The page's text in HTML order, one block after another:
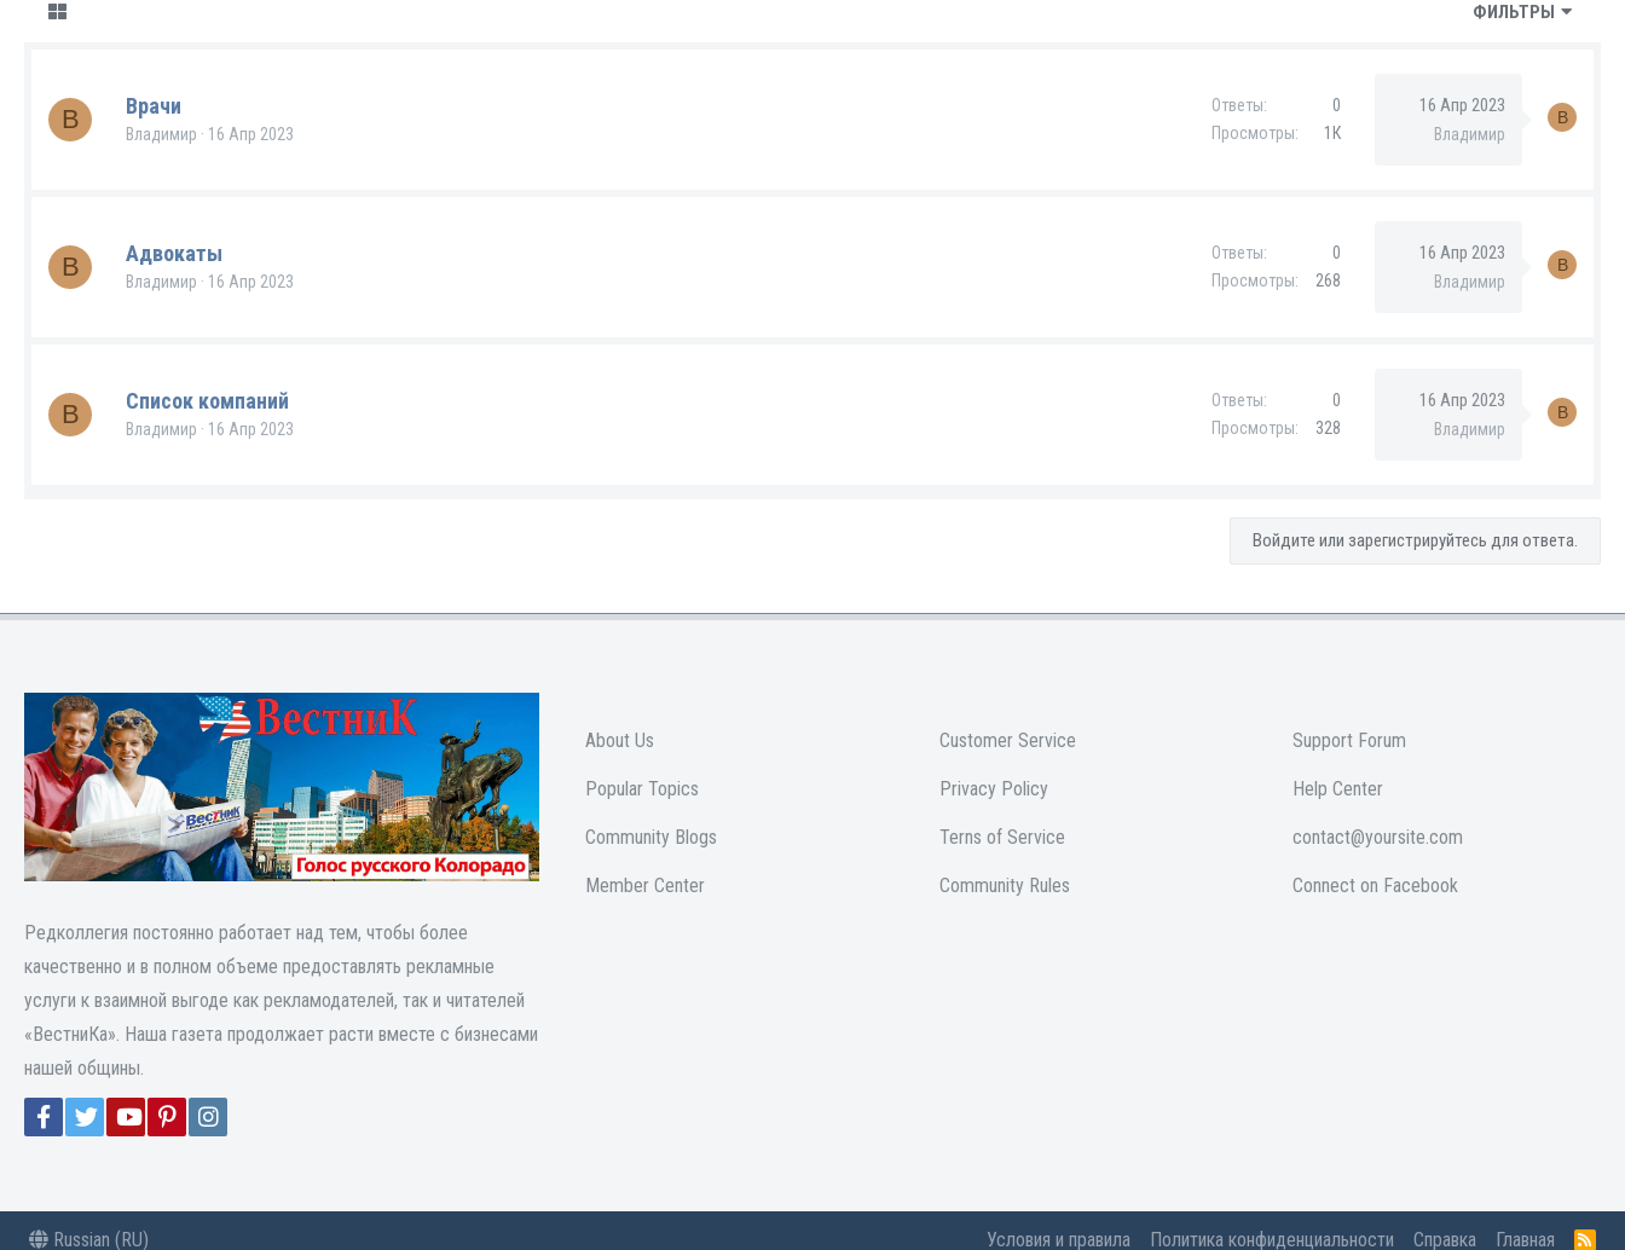
ФИЛЬТРЫ
В Врачи
Владимир 16 Апр 2023
Ответы
0
Просмотры
1К
16 Апр 2023
Владимир
В
В Адвокаты
Владимир 16 Апр 2023
Ответы
0
Просмотры
268
16 Апр 2023
Владимир
В
В Список компаний
Владимир 16 Апр 2023
Ответы
0
Просмотры
328
16 Апр 2023
Владимир
В
Войдите или зарегистрируйтесь для ответа.
Редколлегия постоянно работает над тем, чтобы более
качественно и в полном объеме предоставлять рекламные
услуги к взаимной выгоде как рекламодателей, так и читателей
«ВестниКа». Наша газета продолжает расти вместе с бизнесами
нашей общины.
About Us
Popular Topics
Community Blogs
Member Center
Customer Service
Privacy Policy
Terns of Service
Community Rules
Support Forum
Help Center
contact@yoursite.com
Connect on Facebook
Russian (RU) Условия и правила Политика конфиденциальности Справка Главная R